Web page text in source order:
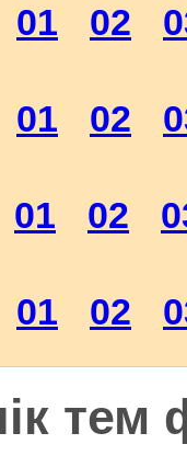
01 02
01 02
01 02
01 02
тем